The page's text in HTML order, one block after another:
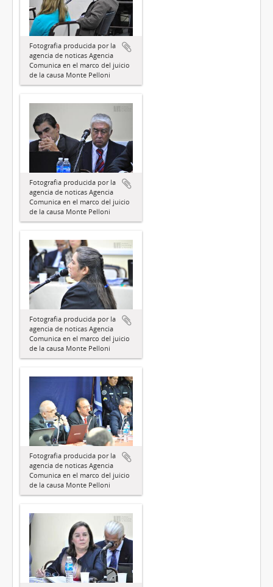
Fotografia producida por la
agencia de noticas Agencia
Comunica en el marco del juicio
de la causa Monte Pelloni
Fotografia producida por la
agencia de noticas Agencia
Comunica en el marco del juicio
de la causa Monte Pelloni
Fotografia producida por la
agencia de noticas Agencia
Comunica en el marco del juicio
de la causa Monte Pelloni
Fotografia producida por la
agencia de noticas Agencia
Comunica en el marco del juicio
de la causa Monte Pelloni